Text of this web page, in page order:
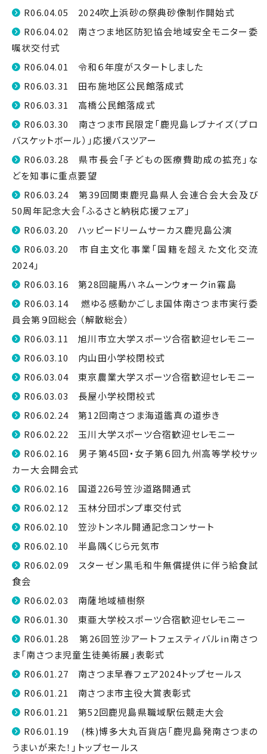
R06.04.05 2024吹上浜砂の祭典砂像制作開始式
R06.04.02 南さつま地区防犯協会地域安全モニター委
嘱状交付式
R06.04.01 令和６年度がスタートしました
R06.03.31 田布施地区公民館落成式
R06.03.31 高橋公民館落成式
R06.03.30 南さつま市民限定「鹿児島レブナイズ（プロ
バスケットボール）」応援バスツアー
R06.03.28 県市長会「子どもの医療費助成の拡充」な
どを知事に重点要望
R06.03.24 第39回関東鹿児島県人会連合会大会及び
50周年記念大会「ふるさと納税応援フェア」
R06.03.20 ハッピードリームサーカス鹿児島公演
R06.03.20 市自主文化事業「国籍を超えた文化交流
2024」
R06.03.16 第28回龍馬ハネムーンウォーク㏌霧島
R06.03.14 燃ゆる感動かごしま国体南さつま市実行委
員会第９回総会 （解散総会）
R06.03.11 旭川市立大学スポーツ合宿歓迎セレモニー
R06.03.10 内山田小学校閉校式
R06.03.04 東京農業大学スポーツ合宿歓迎セレモニー
R06.03.03 長屋小学校閉校式
R06.02.24 第12回南さつま海道鑑真の道歩き
R06.02.22 玉川大学スポーツ合宿歓迎セレモニー
R06.02.16 男子第45回・女子第６回九州高等学校サッ
カー大会開会式
R06.02.16 国道226号笠沙道路開通式
R06.02.12 玉林分団ポンプ車交付式
R06.02.10 笠沙トンネル開通記念コンサート
R06.02.10 半島隅くじら元気市
R06.02.09 スターゼン黒毛和牛無償提供に伴う給食試
食会
R06.02.03 南薩地域植樹祭
R06.01.30 東亜大学校スポーツ合宿歓迎セレモニー
R06.01.28 第26回笠沙アートフェスティバルin南さつ
ま「南さつま児童生徒美術展」表彰式
R06.01.27 南さつま早春フェア2024トップセールス
R06.01.21 南さつま市主役大賞表彰式
R06.01.21 第52回鹿児島県職域駅伝競走大会
R06.01.19 (株)博多大丸百貨店「鹿児島発南さつまの
うまいが来た！」トップセールス